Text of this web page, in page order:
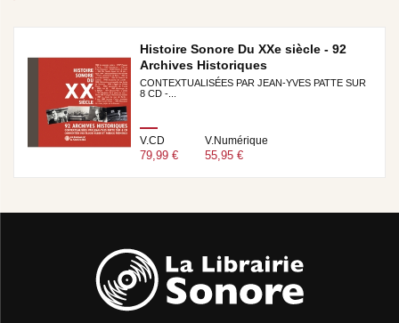
Histoire Sonore Du XXe siècle - 92
Archives Historiques
CONTEXTUALISÉES PAR JEAN-YVES PATTE SUR
8 CD -...
V.CD
79,99 €
V.Numérique
55,95 €